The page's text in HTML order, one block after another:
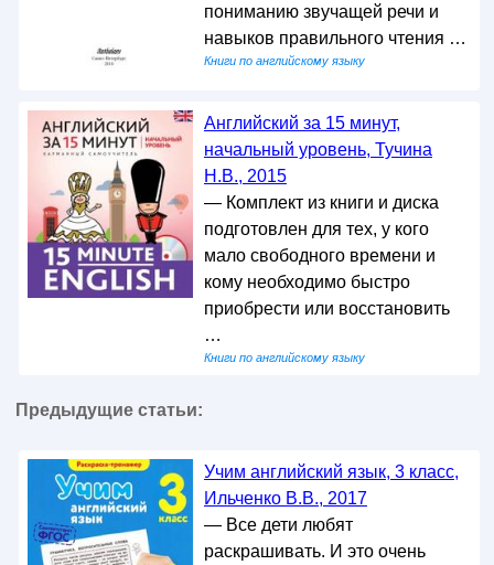
пониманию звучащей речи и
навыков правильного чтения …
Книги по английскому языку
Английский за 15 минут,
начальный уровень, Тучина
Н.В., 2015
— Комплект из книги и диска
подготовлен для тех, у кого
мало свободного времени и
кому необходимо быстро
приобрести или восстановить
…
Книги по английскому языку
Предыдущие статьи:
Учим английский язык, 3 класс,
Ильченко В.В., 2017
— Все дети любят
раскрашивать. И это очень